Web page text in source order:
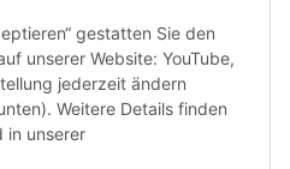
gestatten Sie den
unserer Website: YouTube,
jederzeit ändern
Weitere Details finden
in unserer